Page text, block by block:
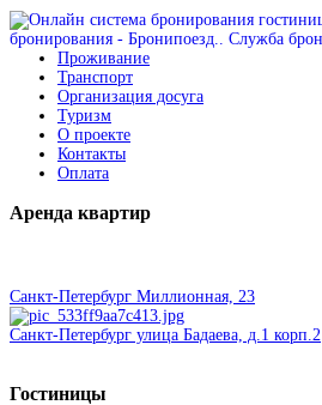
Проживание
Транспорт
Организация досуга
Туризм
О проекте
Контакты
Оплата
Аренда квартир
Санкт-Петербург Миллионная, 23
Санкт-Петербург улица Бадаева, д.1 корп.2
Гостиницы